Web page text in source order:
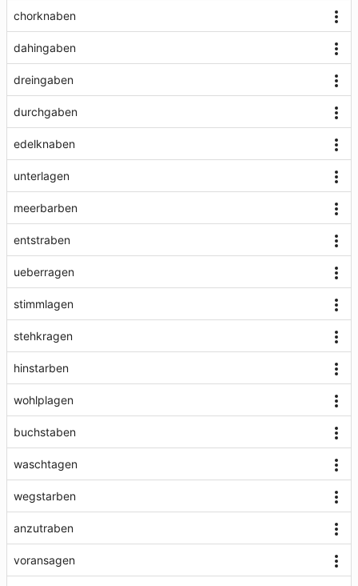
chorknaben
dahingaben
dreingaben
durchgaben
edelknaben
unterlagen
meerbarben
entstraben
ueberragen
stimmlagen
stehkragen
hinstarben
wohlplagen
buchstaben
waschtagen
wegstarben
anzutraben
voransagen